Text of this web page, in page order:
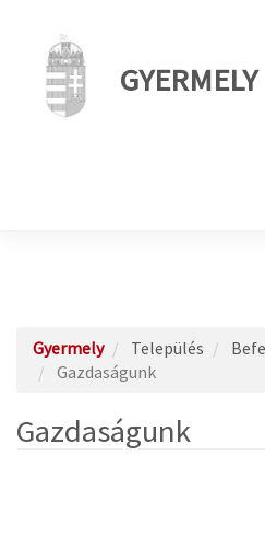
GYERMELY
Gyermely Település
Gazdaságunk
Gazdaságunk